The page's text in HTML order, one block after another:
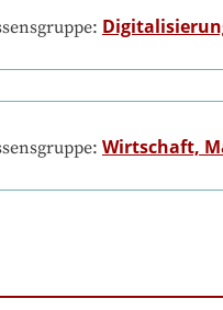
Wirtschaft,